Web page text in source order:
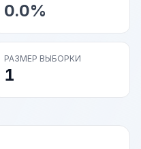
0.0%
РАЗМЕР ВЫБОРКИ
1